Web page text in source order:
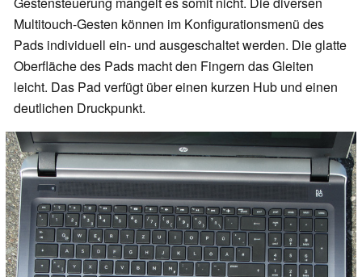
Multitouch-Gesten können im Konfigurationsmenü des
Pads individuell ein- und ausgeschaltet werden. Die glatte
Oberfläche des Pads macht den Fingern das Gleiten
leicht. Das Pad verfügt über einen kurzen Hub und einen
deutlichen Druckpunkt.